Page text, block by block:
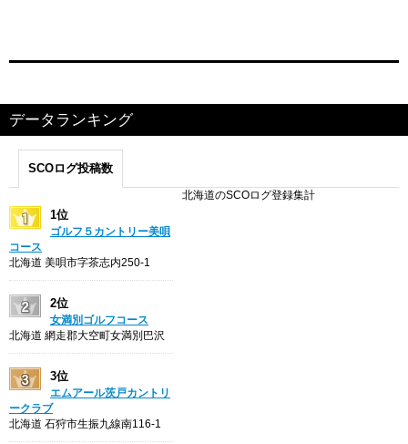
データランキング
SCOログ投稿数
北海道のSCOログ登録集計
1位
ゴルフ５カントリー美唄
コース
北海道 美唄市字茶志内250-1
2位
女満別ゴルフコース
北海道 網走郡大空町女満別巴沢
3位
エムアール茨戸カントリ
ークラブ
北海道 石狩市生振九線南116-1